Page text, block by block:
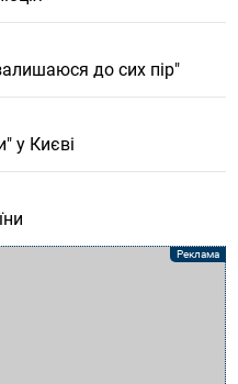
до сих пір"
у Києві